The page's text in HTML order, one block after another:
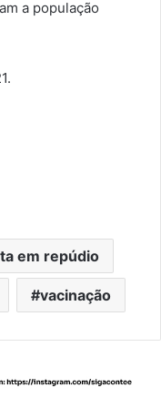
a população
em repúdio
vacinação